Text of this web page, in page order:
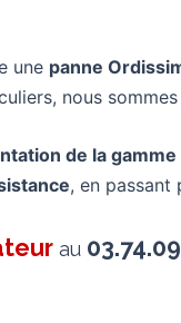
une panne
nous
de la gamme
, en passant
au